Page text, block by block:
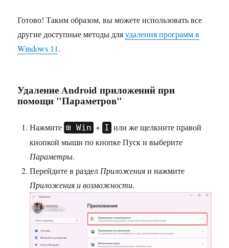
Готово! Таким образом, вы можете использовать все
другие доступные методы дляудаления программ в
Windows 11.
Удаление Android приложений при
помощи "Параметров"
Нажмите Win + I или же щелкните правой
кнопкой мыши по кнопке Пуск и выберите
Параметры.
Перейдите в раздел Приложенияи нажмите
Приложения и возможности.